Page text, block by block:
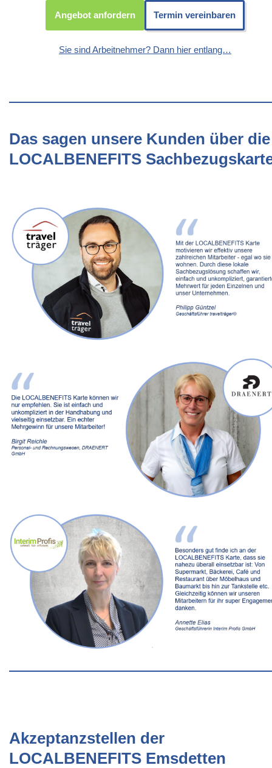
Angebot anfordern Termin vereinbaren
Sie sind Arbeitnehmer? Dann hier entlang…
Das sagen unsere Kunden über die
LOCALBENEFITS
Akzeptanzstellen der
LOCALBENEFITS Emsdetten